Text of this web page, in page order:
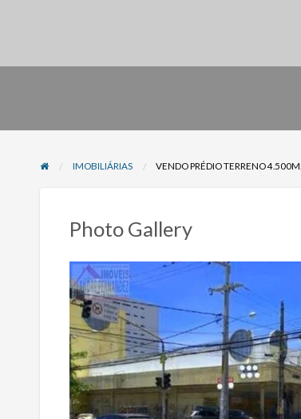
IMOBILIÁRIAS VENDO PRÉDIO TERRENO
Photo Gallery